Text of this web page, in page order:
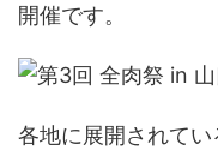
開催です。
各地に展開されて